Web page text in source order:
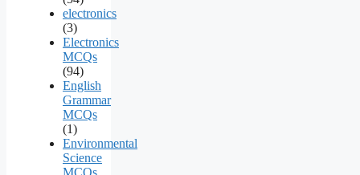
electronics
(3)
Electronics
MCQs
(94)
English
Grammar
MCQs
(1)
Environmental
Science